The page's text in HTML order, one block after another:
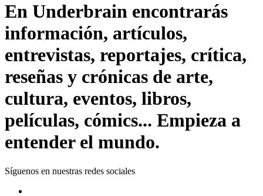
En Underbrain encontrarás
información, artículos,
entrevistas, reportajes, crítica,
reseñas y crónicas de arte,
cultura, eventos, libros,
películas, cómics... Empieza a
entender el mundo.
Síguenos en nuestras redes sociales